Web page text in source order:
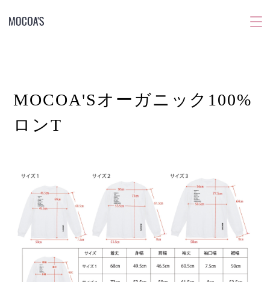
MOCOA'Sオーガニック100%
ロンT